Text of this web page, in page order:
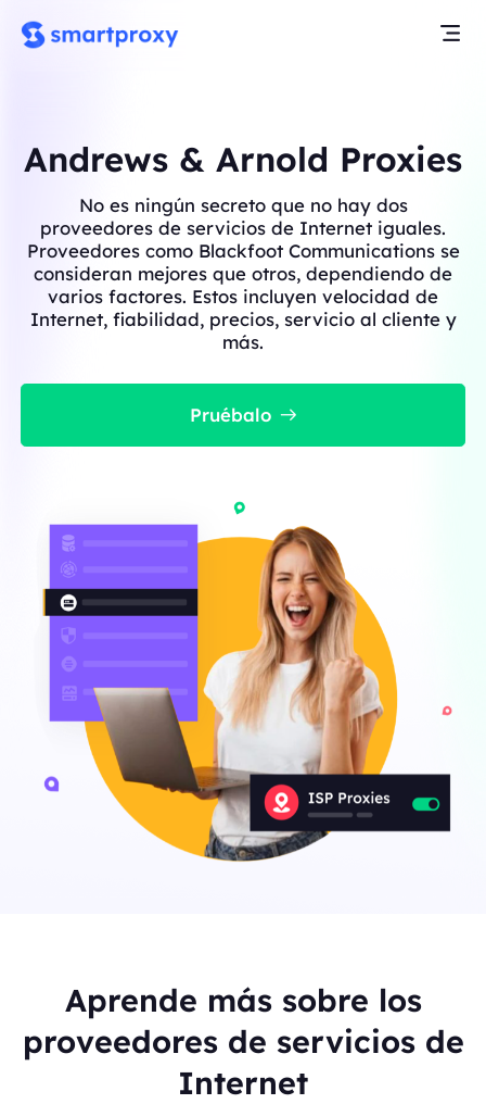
Andrews & Arnold Proxies
No es ningún secreto que no hay dos
proveedores de servicios de Internet iguales.
Proveedores como Blackfoot Communications se
consideran mejores que otros, dependiendo de
varios factores. Estos incluyen velocidad de
Internet, fiabilidad, precios, servicio al cliente y
más.
Pruébalo
Aprende más sobre los
proveedores de servicios de
Internet